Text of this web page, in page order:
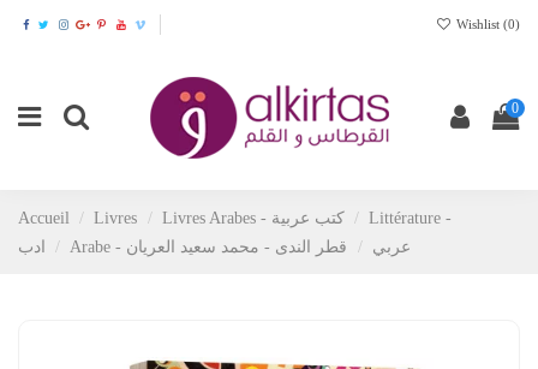
Wishlist (0)
0
Accueil Livres Livres Arabes - كتب عربية
Littérature -
ادب
Arabe - عربي قطر الندى - محمد سعيد العريان